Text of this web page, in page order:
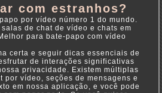
com estranhos?
por vídeo número 1 do mundo.
de chat de vídeo e chats em
para bate-papo com vídeo
certa e seguir dicas essenciais de
de interações significativas
privacidade. Existem múltiplas
por vídeo, seções de mensagens e
em nossa aplicação, e você pode